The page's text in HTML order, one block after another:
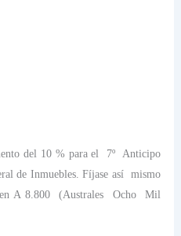
del 10 % para el 7º
Anticipo
de Inmuebles. Fíjase así
mismo
A 8.800 (Australes Ocho
Mil